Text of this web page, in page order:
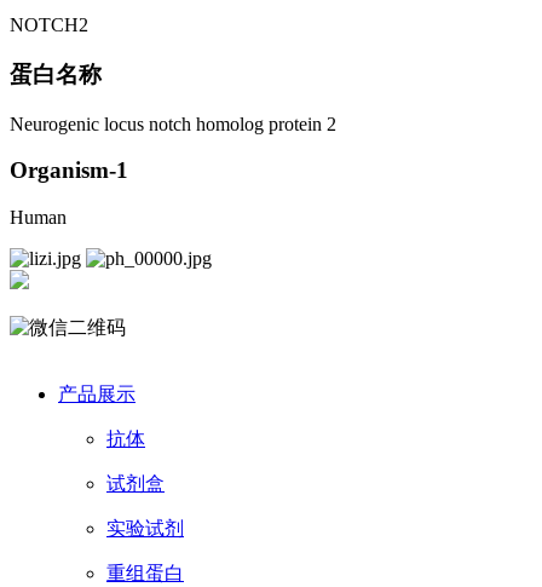
NOTCH2
蛋白名称
Neurogenic locus notch homolog protein 2
Organism-1
Human
产品展示
抗体
试剂盒
实验试剂
重组蛋白